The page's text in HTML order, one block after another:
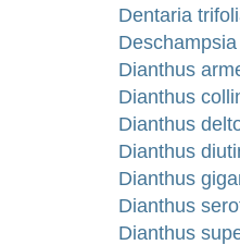
Dentaria
Dianthus
Dianthus
Dianthus
Dianthus
Dianthus
Dianthus
Dianthus